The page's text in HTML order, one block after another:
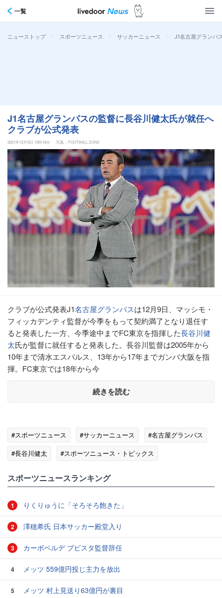
一覧
ニューストップ > スポーツニュース > サッカーニュース > J1名古屋グランパ
J1名古屋グランパスの監督に長谷川健太氏が就任へ
クラブが公式発表
2021年12月9日 15時18分 写真：FOOTBALL ZONE
クラブが公式発表J1名古屋グランパスは12月9日、マッシモ・
フィッカデンティ監督が今季をもって契約満了となり退任す
ると発表した一方、今季途中までFC東京を指揮した長谷川健
太氏が監督に就任すると発表した。長谷川監督は2005年から
10年まで清水エスパルス、13年から17年までガンバ大阪を指
揮。FC東京では18年から今
続きを読む
#スポーツニュース #サッカーニュース
#名古屋グランパス
#長谷川健太
#スポーツニュース・トピックス
スポーツニュースランキング
1 りくりゅうに「そろそろ飽きた」
2 澤穂希氏 日本サッカー殿堂入り
3 カーボベルデ ブビスタ監督辞任
4 メッツ 559億円投じ主力を放出
5
メッツ 村上見送り63億円が裏目